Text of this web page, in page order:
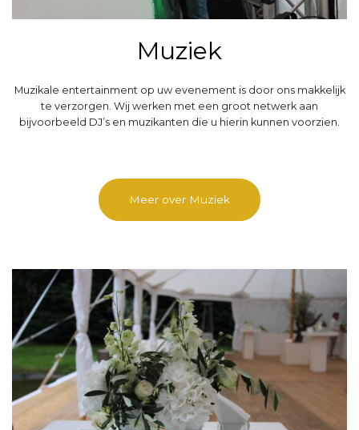
Muziek
Muzikale entertainment op uw evenement is door ons makkelijk
te verzorgen. Wij werken met een groot netwerk aan
bijvoorbeeld DJ’s en muzikanten die u hierin kunnen voorzien.
Meer over Muziek